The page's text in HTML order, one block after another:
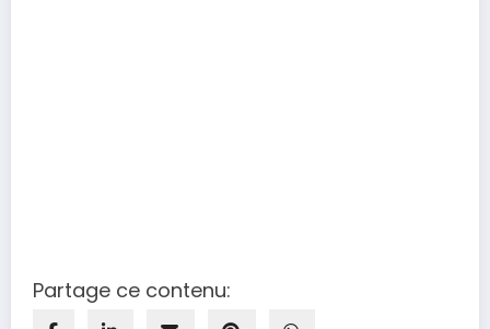
Partage ce contenu: